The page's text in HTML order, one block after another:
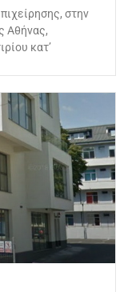
στην
Αθήνας,
κατ’